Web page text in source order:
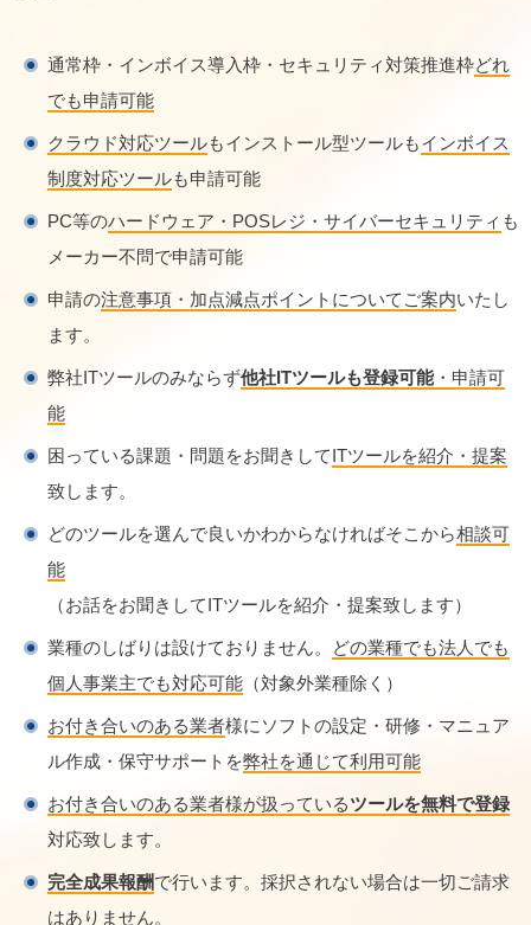
通常枠・インボイス導入枠・セキュリティ対策推進枠どれ
でも申請可能
クラウド対応ツールもインストール型ツールもインボイス
制度対応ツールも申請可能
PC等のハードウェア・POSレジ・サイバーセキュリティ も
メーカー不問で申請可能
申請の注意事項・加点減点ポイントについてご案内いたし
ます。
弊社ITツールのみならず他社ITツールも登録可能・申請可
能
困っている課題・問題をお聞きしてITツールを紹介・提案
致します。
どのツールを選んで良いかわからなければそこから相談可
能
（お話をお聞きしてITツールを紹介・提案致します）
業種のしばりは設けておりません。
どの業種でも法人でも
個人事業主でも対応可能 （対象外業種除く）
お付き合いのある業者様にソフトの設定・研修・マニュア
ル作成・保守サポートを弊社を通じて利用可能
お付き合いのある業者様が扱っているツールを無料で登録
対応致します。
完全成果報酬で行います。採択されない場合は一切ご請求
はありません。